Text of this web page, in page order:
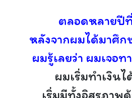
ตลอดหลายปี
หลังจากผมได้มาศึก
ผมรู้เลยว่า ผมเจอท
ผมเริ่มทำเงิน
เริ่มมีทั้งอิสรภาพ